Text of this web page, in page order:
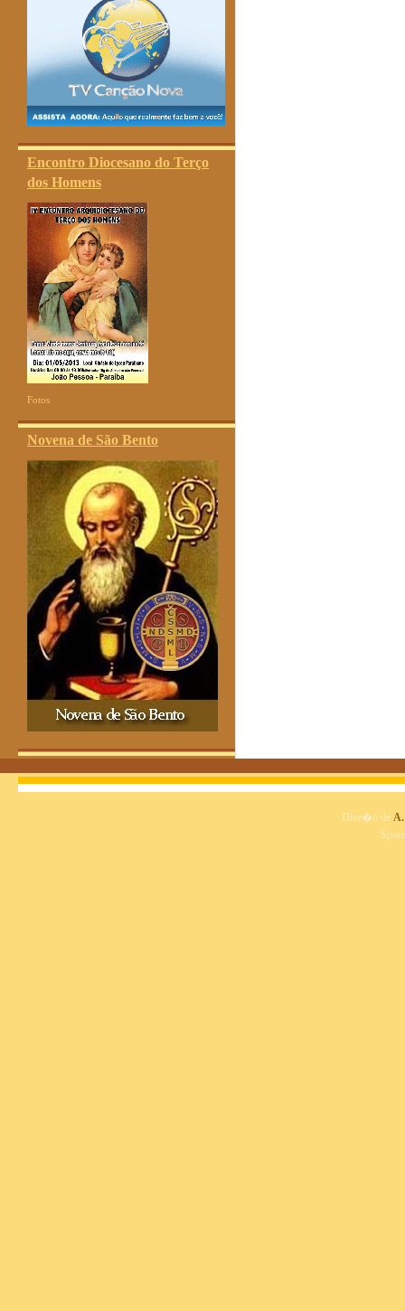
Encontro Diocesano do Terço
dos Homens
Fotos
Novena de São Bento
Dise�o de